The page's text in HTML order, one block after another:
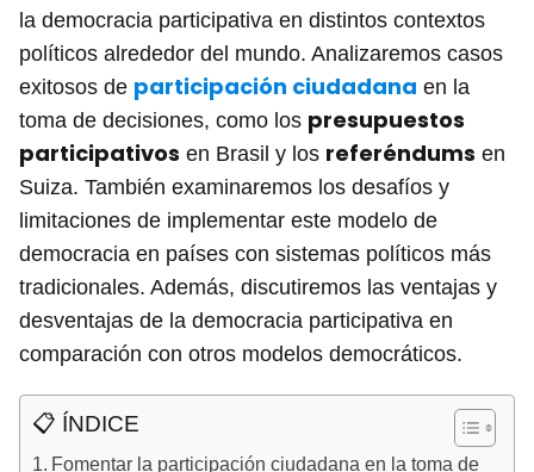
la democracia participativa en distintos contextos
políticos alrededor del mundo. Analizaremos casos
exitosos de participación ciudadana en la
toma de decisiones, como los presupuestos
participativos en Brasil y los referéndums en
Suiza. También examinaremos los desafíos y
limitaciones de implementar este modelo de
democracia en países con sistemas políticos más
tradicionales. Además, discutiremos las ventajas y
desventajas de la democracia participativa en
comparación con otros modelos democráticos.
📋 ÍNDICE
Fomentar la participación ciudadana en la toma de